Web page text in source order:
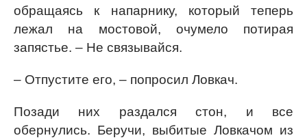
обращаясь к напарнику, который теперь
лежал на мостовой, очумело потирая
запястье. – Не связывайся.
– Отпустите его, – попросил Ловкач.
Позади них раздался стон, и все
обернулись. Беручи, выбитые Ловкачом из